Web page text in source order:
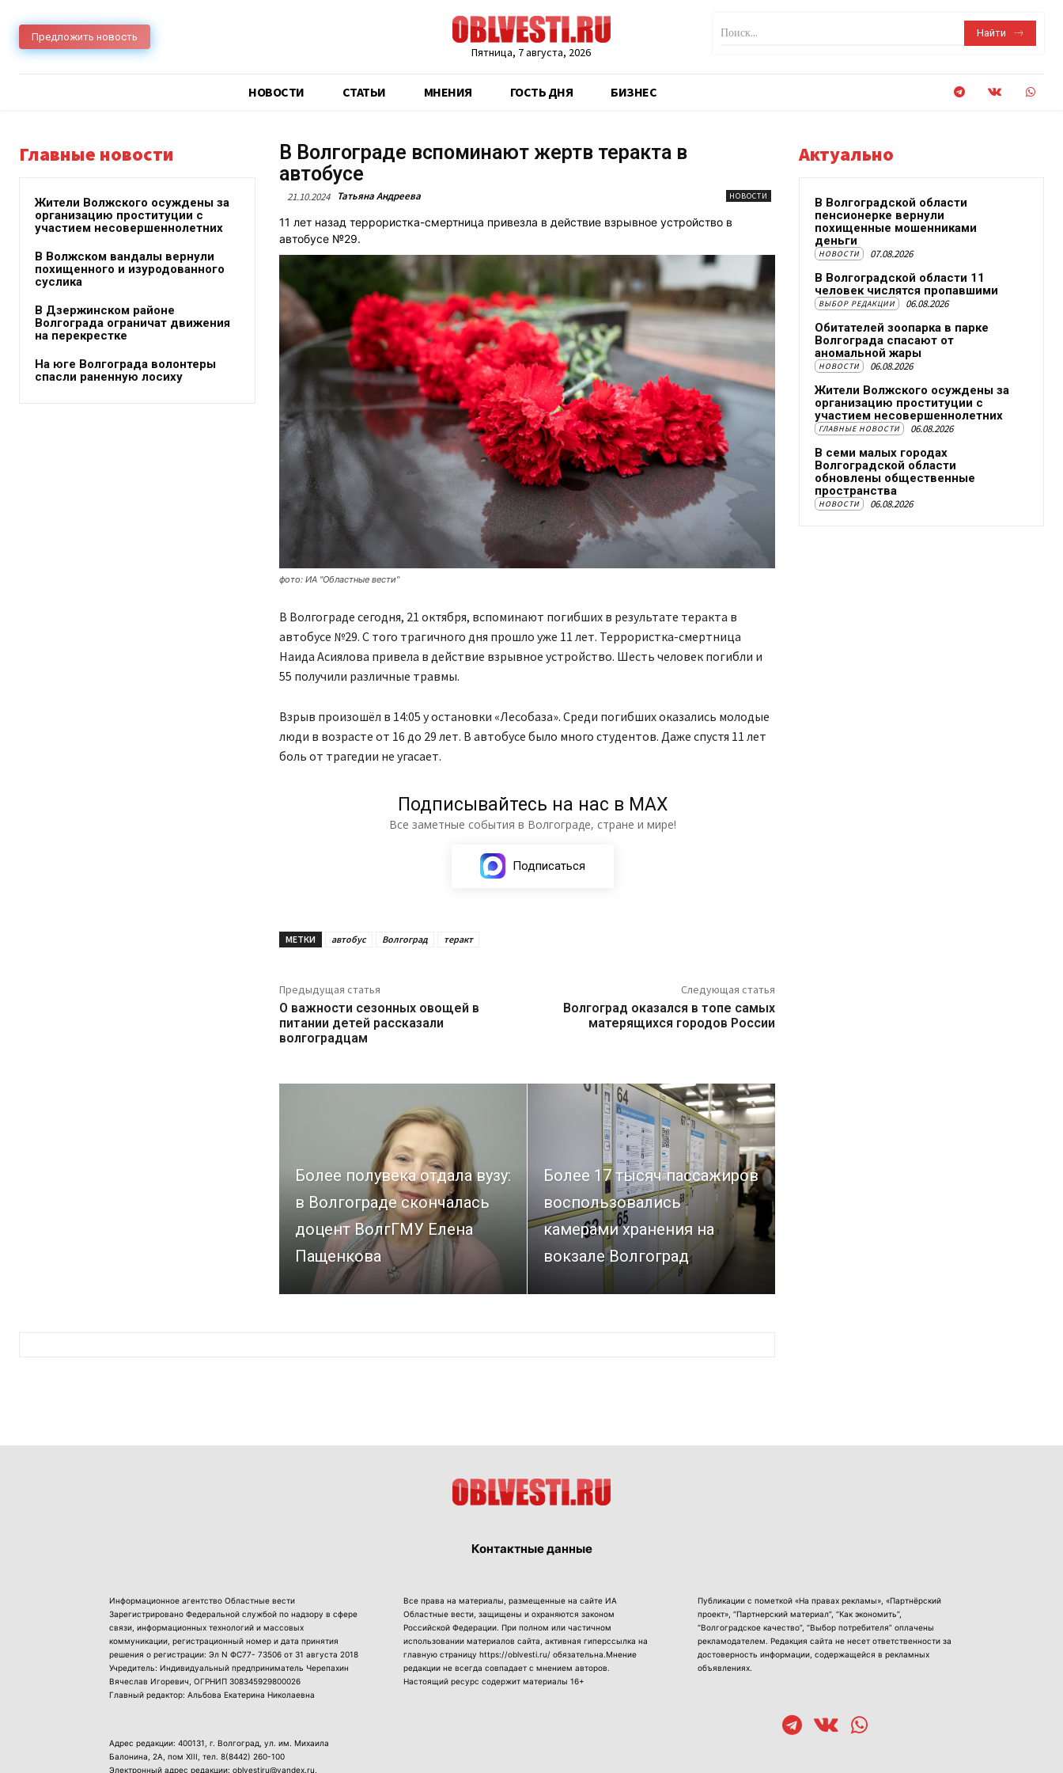
Предложить новость
Пятница, 7 августа, 2026
Поиск... Найти
НОВОСТИ CТАТЬИ МНЕНИЯ ГОСТЬ ДНЯ БИЗНЕС
Главные новости
Жители Волжского осуждены за
организацию проституции с
участием несовершеннолетних
В Волжском вандалы вернули
похищенного и изуродованного
суслика
В Дзержинском районе
Волгограда ограничат движения
на перекрестке
На юге Волгограда волонтеры
спасли раненную лосиху
В Волгограде вспоминают жертв теракта в
автобусе
21.10.2024 Татьяна Андреева НОВОСТИ
11 лет назад террористка-смертница привезла в действие взрывное устройство в
автобусе №29.
фото: ИА "Областные вести"
В Волгограде сегодня, 21 октября, вспоминают погибших в результате теракта в
автобусе №29. С того трагичного дня прошло уже 11 лет. Террористка-смертница
Наида Асиялова привела в действие взрывное устройство. Шесть человек погибли и
55 получили различные травмы.
Взрыв произошёл в 14:05 у остановки «Лесобаза». Среди погибших оказались молодые
люди в возрасте от 16 до 29 лет. В автобусе было много студентов. Даже спустя 11 лет
боль от трагедии не угасает.
Подписывайтесь на нас в МАХ
Все заметные события в Волгограде, стране и мире!
Подписаться
МЕТКИ автобус Волгоград теракт
Предыдущая статья
О важности сезонных овощей в
питании детей рассказали
волгоградцам
Следующая статья
Волгоград оказался в топе самых
матерящихся городов России
Более полувека отдала вузу:
в Волгограде скончалась
доцент ВолгГМУ Елена
Пащенкова
Более 17 тысяч пассажиров
воспользовались
камерами хранения на
вокзале Волгоград
Актуально
В Волгоградской области
пенсионерке вернули
похищенные мошенниками
деньги
НОВОСТИ 07.08.2026
В Волгоградской области 11
человек числятся пропавшими
ВЫБОР РЕДАКЦИИ 06.08.2026
Обитателей зоопарка в парке
Волгограда спасают от
аномальной жары
НОВОСТИ 06.08.2026
Жители Волжского осуждены за
организацию проституции с
участием несовершеннолетних
ГЛАВНЫЕ НОВОСТИ 06.08.2026
В семи малых городах
Волгоградской области
обновлены общественные
пространства
НОВОСТИ 06.08.2026
Контактные данные
Информационное агентство Областные вести
Зарегистрировано Федеральной службой по надзору в сфере
связи, информационных технологий и массовых
коммуникации, регистрационный номер и дата принятия
решения о регистрации: Эл N ФС77- 73506 от 31 августа 2018
Учредитель: Индивидуальный предприниматель Черепахин
Вячеслав Игоревич, ОГРНИП 308345929800026
Главный редактор: Альбова Екатерина Николаевна
Адрес редакции: 400131, г. Волгоград, ул. им. Михаила
Балонина, 2А, пом XIII, тел. 8(8442) 260-100
Электронный адрес редакции: oblvestiru@yandex.ru,
Все права на материалы, размещенные на сайте ИА
Областные вести, защищены и охраняются законом
Российской Федерации. При полном или частичном
использовании материалов сайта, активная гиперссылка на
главную страницу https://oblvesti.ru/ обязательна.Мнение
редакции не всегда совпадает с мнением авторов.
Настоящий ресурс содержит материалы 16+
Публикации с пометкой «На правах рекламы», «Партнёрский
проект», “Партнерский материал”, “Как экономить”,
“Волгоградское качество”, “Выбор потребителя” оплачены
рекламодателем. Редакция сайта не несет ответственности за
достоверность информации, содержащейся в рекламных
объявлениях.